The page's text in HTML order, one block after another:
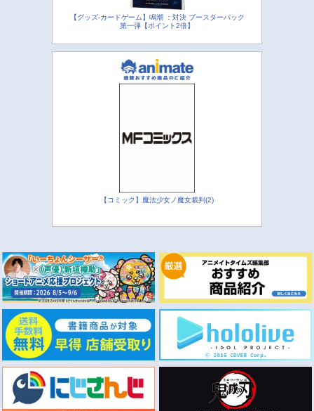
【グッズ-カードゲーム】鳴潮 ：対決 ブースターパック
第一弾【ポイント2倍】
【コミック】魔法少女ノ魔女裁判(2)